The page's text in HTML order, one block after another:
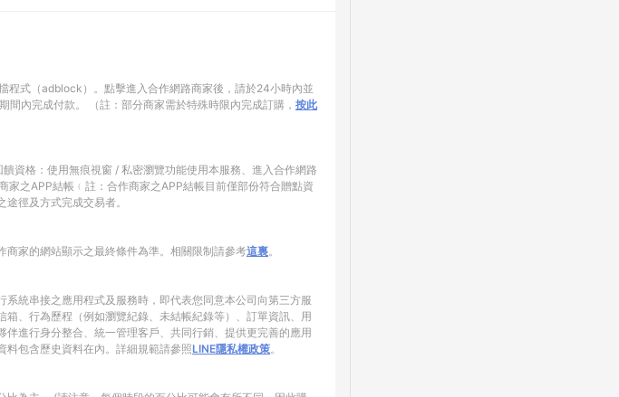
程式（adblock）。點擊進入合作網路商家後，請於24小時內並
內完成付款。 （註：部分商家需於特殊時限內完成訂購， 按此
資格：使用無痕視窗 / 私密瀏覽功能使用本服務、進入合作網路
家之APP結帳﹙註：合作商家之APP結帳目前僅部份符合贈點資
途徑及方式完成交易者。
家的網站顯示之最終條件為準。相關限制請參考這裏。
統串接之應用程式及服務時，即代表您同意本公司向第三方服
、行為歷程（例如瀏覽紀錄、未結帳紀錄等）、訂單資訊、用
進行身分整合、統一管理客戶、共同行銷、提供更完善的應用
料包含歷史資料在內。詳細規範請參照LINE隱私權政策。